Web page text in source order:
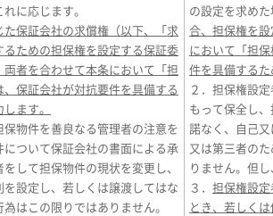
に応じます。
保証会社の求償権（以下、「求
ための担保権を設定する保証委
者を合わせて本条において「担
保証会社が対抗要件を具備する
ます。
物件を善良なる管理者の注意を
ついて保証会社の書面による承
して担保物件の現状を変更し、
設定し、若しくは譲渡してはな
はこの限りではありません。
の設定を求め
合、担保権を
において「担
件を具備するた
２．担保権設
もって保全し
諾なく、自己又
又は第三者の
りません。但
３． 担保権設
とき、若しく